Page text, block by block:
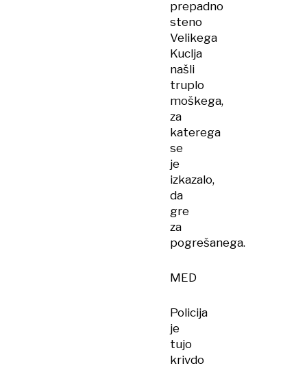
prepadno
steno
Velikega
Kuclja
našli
truplo
moškega,
za
katerega
se
je
izkazalo,
da
gre
za
pogrešanega.
MED
Policija
je
tujo
krivdo